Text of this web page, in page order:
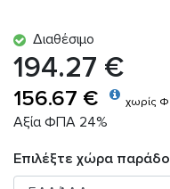
Διαθέσιμο
194.27 €
156.67 € χωρίς
Αξία ΦΠΑ 24%
Επιλέξτε χώρα